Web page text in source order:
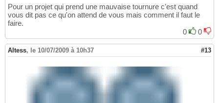
Pour un projet qui prend une mauvaise tournure c'est quand
vous dit pas ce qu'on attend de vous mais comment il faut le
faire.
0
0
Altess, le 10/07/2009 à 10h37 #13